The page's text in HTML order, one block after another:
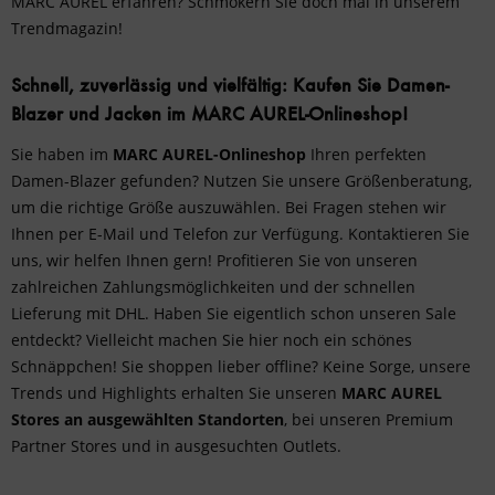
Trendmagazin!
Schnell, zuverlässig und vielfältig: Kaufen Sie Damen-
Blazer und Jacken im MARC AUREL-Onlineshop!
Sie haben im MARC AUREL-Onlineshop Ihren perfekten
Damen-Blazer gefunden? Nutzen Sie unsere Größenberatung,
um die richtige Größe auszuwählen. Bei Fragen stehen wir
Ihnen per E-Mail und Telefon zur Verfügung. Kontaktieren Sie
uns, wir helfen Ihnen gern! Profitieren Sie von unseren
zahlreichen Zahlungsmöglichkeiten und der schnellen
Lieferung mit DHL. Haben Sie eigentlich schon unseren Sale
entdeckt? Vielleicht machen Sie hier noch ein schönes
Schnäppchen! Sie shoppen lieber offline? Keine Sorge, unsere
Trends und Highlights erhalten Sie unseren MARC AUREL
Stores an ausgewählten Standorten, bei unseren Premium
Partner Stores und in ausgesuchten Outlets.